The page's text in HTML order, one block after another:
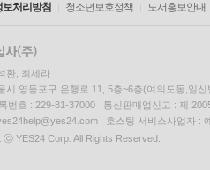
보처리방침 청소년보호정책 도서홍보안내
환, 최세라
시 영등포구 은행로 11, 5층~6층(여의도동,일신
번호 : 229-81-37000 통신판매업신고 : 제
호스팅 서비스사업자 :
ⓒ YES24 Corp. All Rights Reserved.